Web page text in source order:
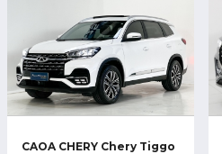
CAOA CHERY Chery Tiggo